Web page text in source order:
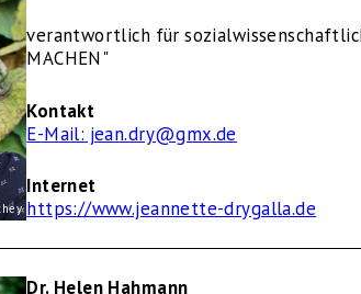
verantwortlich für
MACHEN"
Kontakt
E-Mail: jean.dry@gmx.de
Internet
https://www.jeannette-drygalla.de
Dr. Helen Hahmann